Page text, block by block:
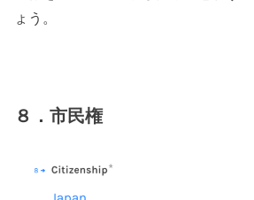
ょう。
８．市民権